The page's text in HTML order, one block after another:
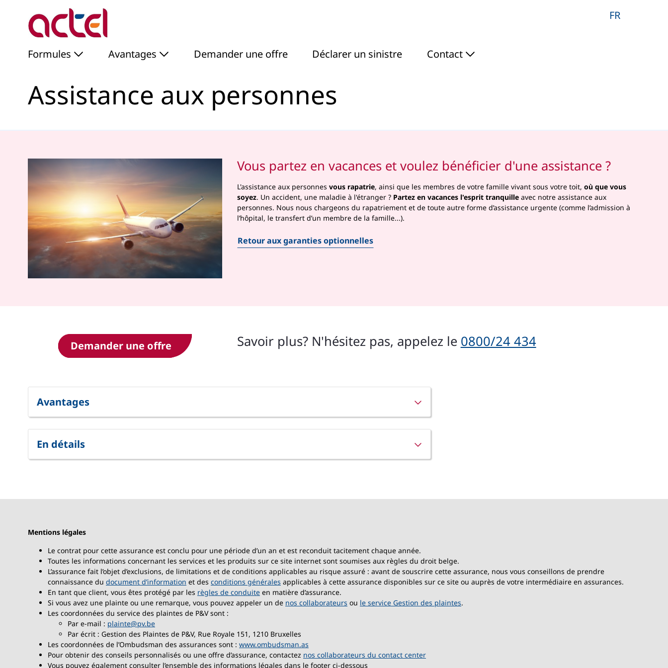
Saut au contenu principal
Assistance aux personnes - Actel FR
Formules Avantages Demander une offre Déclarer un sinistre Contact
Assistance aux personnes
Vous partez en vacances et voulez bénéficier d'une assistance ?
L'assistance aux personnes vous rapatrie, ainsi que les membres de votre famille vivant sous votre toit, où que vous
soyez. Un accident, une maladie à l'étranger ? Partez en vacances l'esprit tranquilleavec notre assistance aux
personnes. Nous nous chargeons du rapatriement et de toute autre forme d’assistance urgente (comme l’admission à
l’hôpital, le transfert d’un membre de la famille...).
Retour aux garanties optionnelles
Demander une offre Savoir plus? N'hésitez pas, appelez le 0800/24 434
Avantages
En détails
Mentions légales
Le contrat pour cette assurance est conclu pour une période d’un an et est reconduit tacitement chaque année.
Toutes les informations concernant les services et les produits sur ce site internet sont soumises aux règles du droit belge.
L’assurance fait l’objet d’exclusions, de limitations et de conditions applicables au risque assuré : avant de souscrire cette assurance, nous vous conseillons de prendre
connaissance du document d’information et des conditions générales applicables à cette assurance disponibles sur ce site ou auprès de votre intermédiaire en assurances.
En tant que client, vous êtes protégé par les règles de conduite en matière d’assurance.
Si vous avez une plainte ou une remarque, vous pouvez appeler un de nos collaborateurs ou le service Gestion des plaintes.
Les coordonnées du service des plaintes de P&V sont :
Par e-mail : plainte@pv.be
Par écrit : Gestion des Plaintes de P&V, Rue Royale 151, 1210 Bruxelles
Les coordonnées de l’Ombudsman des assurances sont : www.ombudsman.as
Pour obtenir des conseils personnalisés ou une offre d’assurance, contactez nos collaborateurs du contact center
Vous pouvez également consulter l’ensemble des informations légales dans le footer ci-dessous